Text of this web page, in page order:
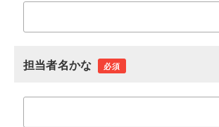
担当者名かな 必須